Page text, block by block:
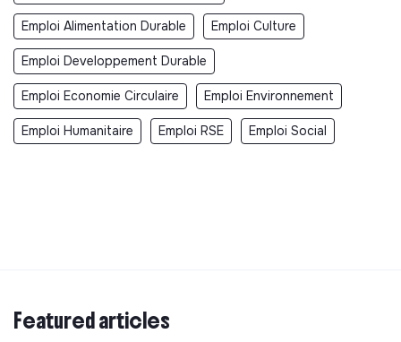
Emploi Alimentation Durable Emploi Culture
Emploi Developpement Durable
Emploi Economie Circulaire Emploi Environnement
Emploi Humanitaire Emploi RSE Emploi Social
Featured articles